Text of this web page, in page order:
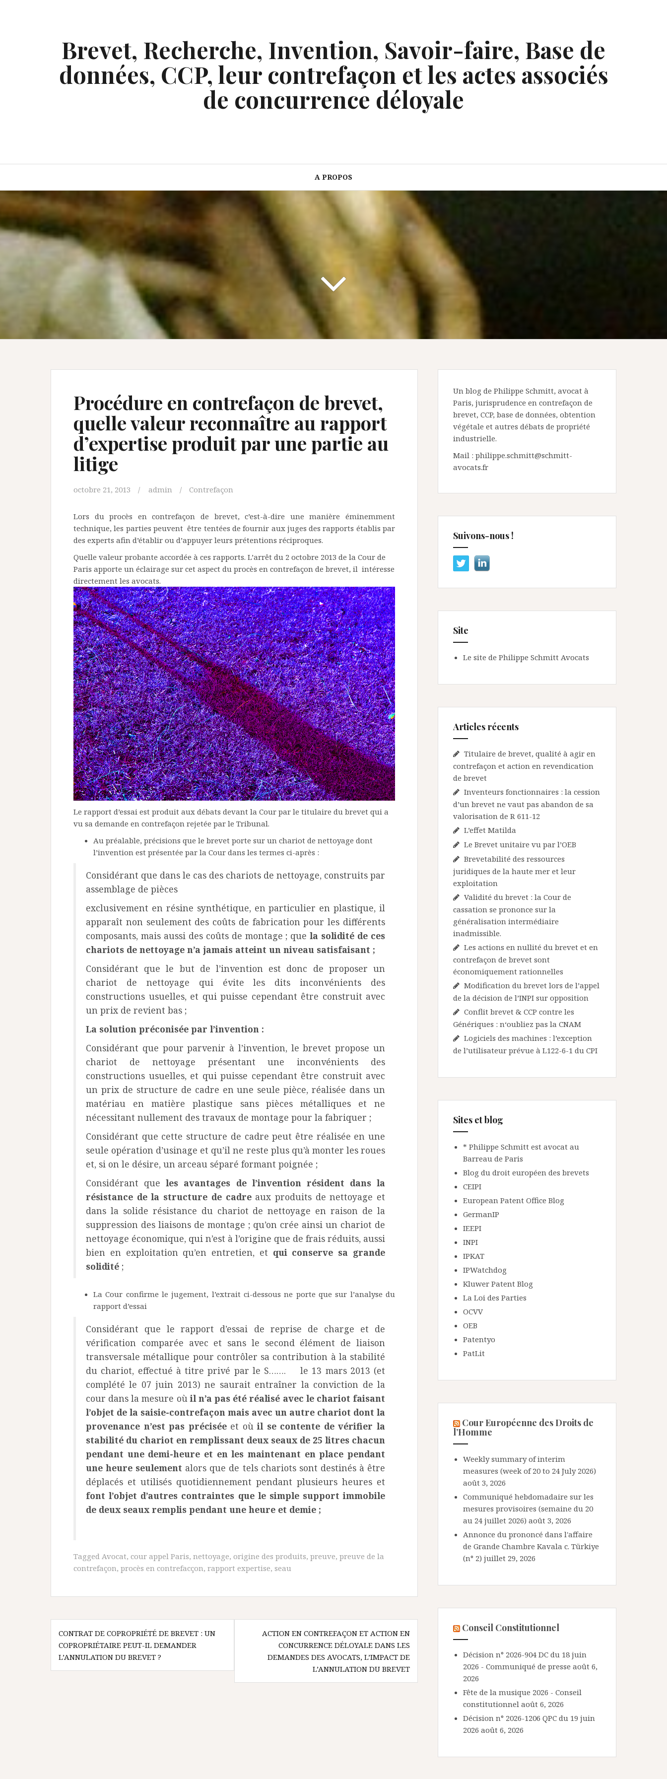
Brevet, Recherche, Invention, Savoir-faire, Base de
données, CCP, leur contrefaçon et les actes associés
de concurrence déloyale
A PROPOS
Procédure en contrefaçon de brevet,
quelle valeur reconnaître au rapport
d’expertise produit par une partie au
litige
octobre 21, 2013 admin Contrefaçon
Lors du procès en contrefaçon de brevet, c’est-à-dire une manière éminemment
technique, les parties peuvent être tentées de fournir aux juges des rapports établis par
des experts afin d’établir ou d’appuyer leurs prétentions réciproques.
Quelle valeur probante accordée à ces rapports. L’arrêt du 2 octobre 2013 de la Cour de
Paris apporte un éclairage sur cet aspect du procès en contrefaçon de brevet, il intéresse
directement les avocats.
Le rapport d’essai est produit aux débats devant la Cour par le titulaire du brevet qui a
vu sa demande en contrefaçon rejetée par le Tribunal.
Au préalable, précisions que le brevet porte sur un chariot de nettoyage dont
l’invention est présentée par la Cour dans les termes ci-après :
Considérant que dans le cas des chariots de nettoyage, construits par
assemblage de pièces
exclusivement en résine synthétique, en particulier en plastique, il
apparaît non seulement des coûts de fabrication pour les différents
composants, mais aussi des coûts de montage ; que la solidité de ces
chariots de nettoyage n’a jamais atteint un niveau satisfaisant ;
Considérant que le but de l’invention est donc de proposer un
chariot de nettoyage qui évite les dits inconvénients des
constructions usuelles, et qui puisse cependant être construit avec
un prix de revient bas ;
La solution préconisée par l’invention :
Considérant que pour parvenir à l’invention, le brevet propose un
chariot de nettoyage présentant une inconvénients des
constructions usuelles, et qui puisse cependant être construit avec
un prix de structure de cadre en une seule pièce, réalisée dans un
matériau en matière plastique sans pièces métalliques et ne
nécessitant nullement des travaux de montage pour la fabriquer ;
Considérant que cette structure de cadre peut être réalisée en une
seule opération d’usinage et qu’il ne reste plus qu’à monter les roues
et, si on le désire, un arceau séparé formant poignée ;
Considérant queles avantages de l’invention résident dans la
résistance de la structure de cadreaux produits de nettoyage et
dans la solide résistance du chariot de nettoyage en raison de la
suppression des liaisons de montage ; qu’on crée ainsi un chariot de
nettoyage économique, qui n’est à l’origine que de frais réduits, aussi
bien en exploitation qu’en entretien, et qui conserve sa grande
solidité ;
La Cour confirme le jugement, l’extrait ci-dessous ne porte que sur l’analyse du
rapport d’essai
Considérant que le rapport d’essai de reprise de charge et de
vérification comparée avec et sans le second élément de liaison
transversale métallique pour contrôler sa contribution à la stabilité
du chariot, effectué à titre privé par le S……. le 13 mars 2013 (et
complété le 07 juin 2013) ne saurait entraîner la conviction de la
cour dans la mesure oùil n’a pas été réalisé avec le chariot faisant
l’objet de la saisie-contrefaçon mais avec un autre chariot dont la
provenance n’est pas préciséeet oùil se contente de vérifier la
stabilité du chariot en remplissant deux seaux de 25 litres chacun
pendant une demi-heure et en les maintenant en place pendant
une heure seulement alors que de tels chariots sont destinés à être
déplacés et utilisés quotidiennement pendant plusieurs heures et
font l’objet d’autres contraintes que le simple support immobile
de deux seaux remplis pendant une heure et demie ;
Tagged Avocat, cour appel Paris, nettoyage, origine des produits, preuve, preuve de la
contrefaçon, procès en contrefacçon, rapport expertise, seau
Navigation
de
l’article
CONTRAT DE COPROPRIÉTÉ DE BREVET : UN
COPROPRIÉTAIRE PEUT-IL DEMANDER
L’ANNULATION DU BREVET ?
ACTION EN CONTREFAÇON ET ACTION EN
CONCURRENCE DÉLOYALE DANS LES
DEMANDES DES AVOCATS, L’IMPACT DE
L’ANNULATION DU BREVET
Un blog de Philippe Schmitt, avocat à
Paris, jurisprudence en contrefaçon de
brevet, CCP, base de données, obtention
végétale et autres débats de propriété
industrielle.
Mail : philippe.schmitt@schmitt-
avocats.fr
Suivons-nous !
Site
Le site de Philippe Schmitt Avocats
Articles récents
Titulaire de brevet, qualité à agir en
contrefaçon et action en revendication
de brevet
Inventeurs fonctionnaires : la cession
d’un brevet ne vaut pas abandon de sa
valorisation de R 611-12
L’effet Matilda
Le Brevet unitaire vu par l’OEB
Brevetabilité des ressources
juridiques de la haute mer et leur
exploitation
Validité du brevet : la Cour de
cassation se prononce sur la
généralisation intermédiaire
inadmissible.
Les actions en nullité du brevet et en
contrefaçon de brevet sont
économiquement rationnelles
Modification du brevet lors de l’appel
de la décision de l’INPI sur opposition
Conflit brevet & CCP contre les
Génériques : n‘oubliez pas la CNAM
Logiciels des machines : l’exception
de l’utilisateur prévue à L122-6-1 du CPI
Sites et blog
* Philippe Schmitt est avocat au
Barreau de Paris
Blog du droit européen des brevets
CEIPI
European Patent Office Blog
GermanIP
IEEPI
INPI
IPKAT
IPWatchdog
Kluwer Patent Blog
La Loi des Parties
OCVV
OEB
Patentyo
PatLit
Cour Européenne des Droits de
l’Homme
Weekly summary of interim
measures (week of 20 to 24 July 2026)
août 3, 2026
Communiqué hebdomadaire sur les
mesures provisoires (semaine du 20
au 24 juillet 2026) août 3, 2026
Annonce du prononcé dans l'affaire
de Grande Chambre Kavala c. Türkiye
(n° 2) juillet 29, 2026
Conseil Constitutionnel
Décision n° 2026-904 DC du 18 juin
2026 - Communiqué de presse août 6,
2026
Fête de la musique 2026 - Conseil
constitutionnel août 6, 2026
Décision n° 2026-1206 QPC du 19 juin
2026 août 6, 2026